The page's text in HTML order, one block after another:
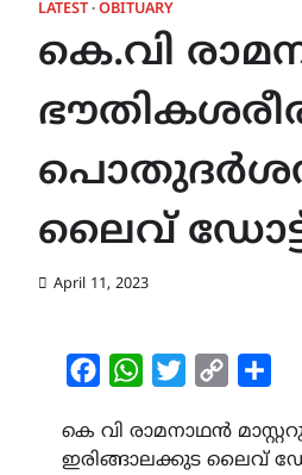
LATEST OBITUARY
കെ.വി
ലൈവ്
April 11, 2023
FacebookWhatsAppTwitterCopy
കെ വി രാമനാഥൻ
ഇരിങ്ങാലക്കുട ലൈവ്